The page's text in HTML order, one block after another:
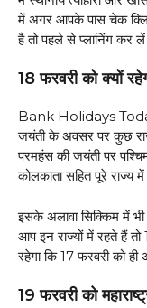
में अगर आपके पास चेक
है तो पहले से प्लानिंग कर
18 फरवरी को क्यों
Bank Holidays Today
जयंती के अवसर पर कुछ
परमहंस की जयंती पर
कोलकाता सहित पूरे राज्य
इसके अलावा सिक्किम में
आप इन राज्यों में रहते हैं
रहेगा कि 17 फरवरी को ही
19 फरवरी को